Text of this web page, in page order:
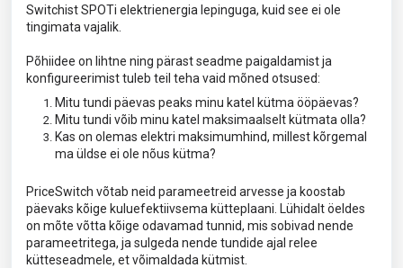
Switchist SPOTi elektrienergia lepinguga, kuid see ei ole
tingimata vajalik.
Põhiidee on lihtne ning pärast seadme paigaldamist ja
konfigureerimist tuleb teil teha vaid mõned otsused:
Mitu tundi päevas peaks minu katel kütma ööpäevas?
Mitu tundi võib minu katel maksimaalselt kütmata olla?
Kas on olemas elektri maksimumhind, millest kõrgemal
ma üldse ei ole nõus kütma?
PriceSwitch võtab neid parameetreid arvesse ja koostab
päevaks kõige kuluefektiivsema kütteplaani. Lühidalt öeldes
on mõte võtta kõige odavamad tunnid, mis sobivad nende
parameetritega, ja sulgeda nende tundide ajal relee
kütteseadmele, et võimaldada kütmist.